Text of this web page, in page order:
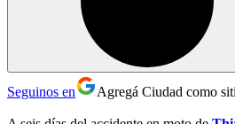
Seguinos en Agregá Ciudad como